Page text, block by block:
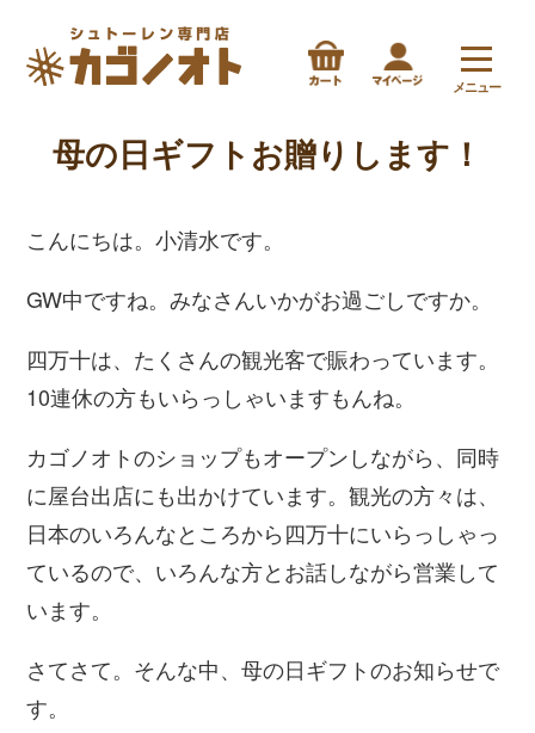
メニュー
母の日ギフトお贈りします！
こんにちは。小清水です。
GW中ですね。みなさんいかがお過ごしですか。
四万十は、たくさんの観光客で賑わっています。
10連休の方もいらっしゃいますもんね。
カゴノオトのショップもオープンしながら、同時
に屋台出店にも出かけています。観光の方々は、
日本のいろんなところから四万十にいらっしゃっ
ているので、いろんな方とお話しながら営業して
います。
さてさて。そんな中、母の日ギフトのお知らせで
す。